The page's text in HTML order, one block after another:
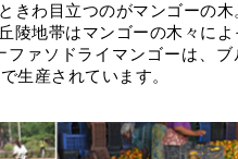
きわ⽬⽴つのがマンゴーの
陵地帯はマンゴーの⽊々に
ファソドライマンゴーは、ブ
生産されています。